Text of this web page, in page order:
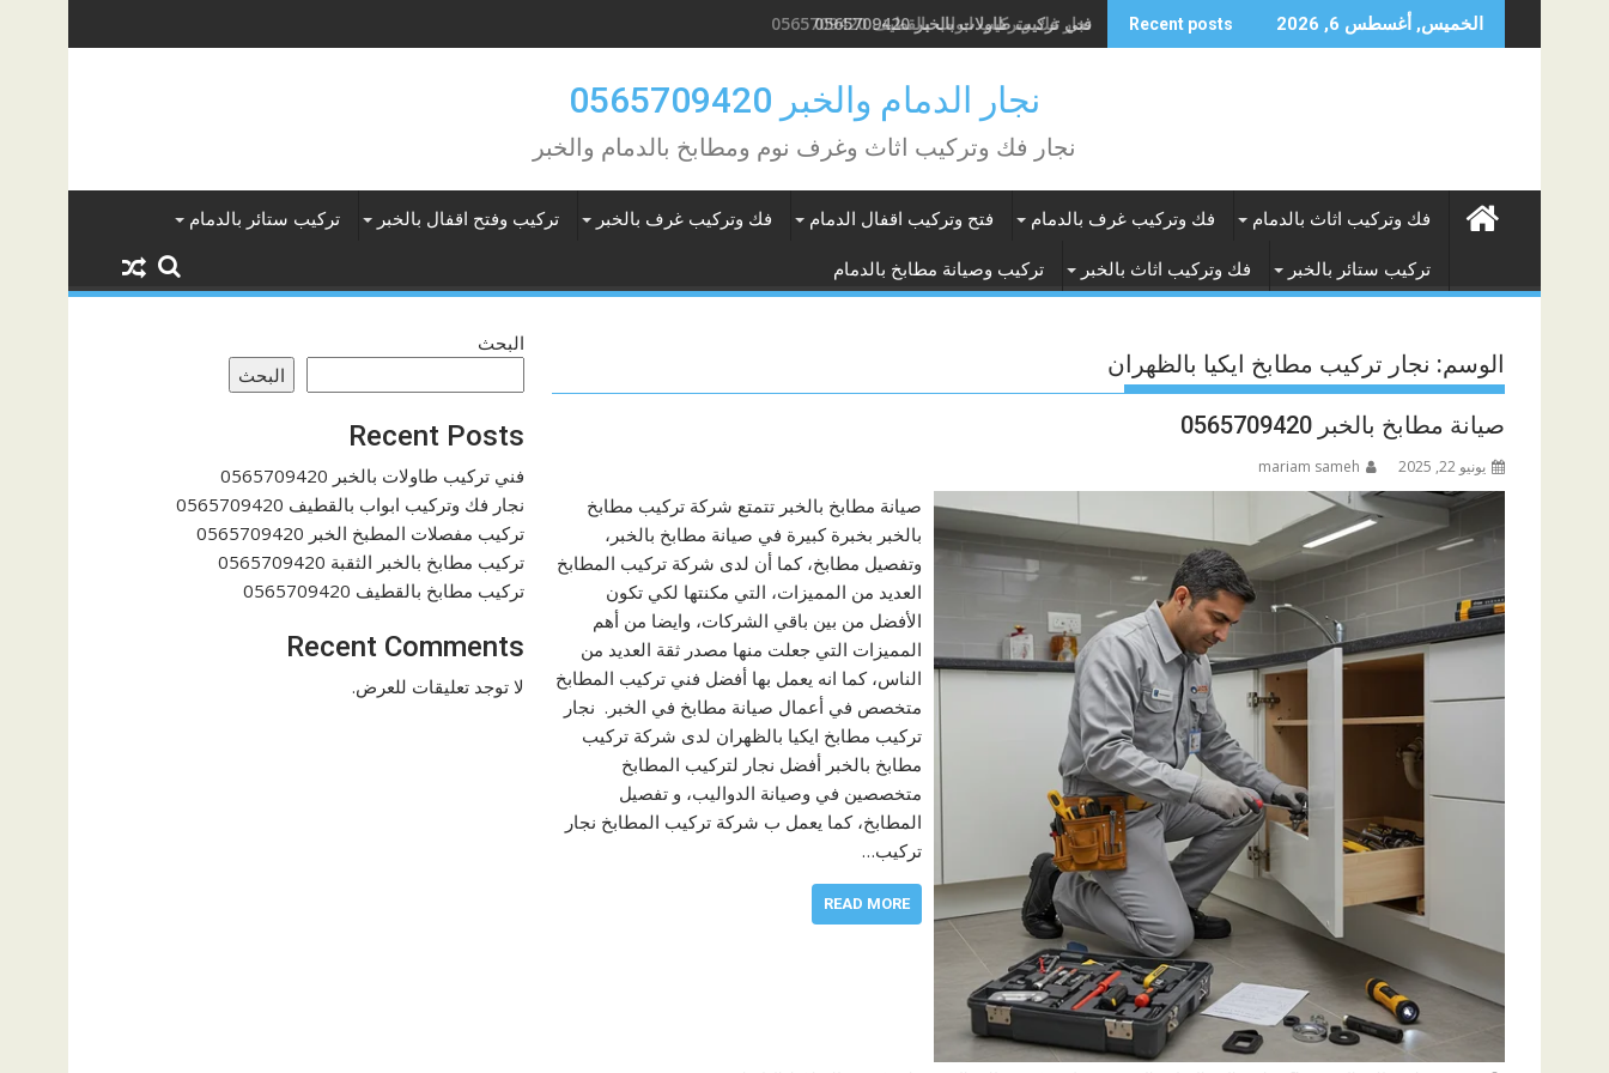
to
الخميس, أغسطس 6, 2026 Recent posts نجار فك وتركيب ابواب بالقطيف 0565709420
نجار الدمام والخبر 0565709420
نجار فك وتركيب اثاث وغرف نوم ومطابخ بالدمام والخبر
فك وتركيب اثاث بالدمام فك وتركيب غرف بالدمام فتح وتركيب اقفال الدمام فك وتركيب غرف بالخبر تركيب وفتح اقفال بالخبر تركيب ستائر بالدمام
تركيب ستائر بالخبر فك وتركيب اثاث بالخبر تركيب وصيانة مطابخ بالدمام
الوسم: نجار تركيب مطابخ ايكيا بالظهران
صيانة مطابخ بالخبر 0565709420
يونيو 22, 2025 mariam sameh
صيانة مطابخ بالخبر تتمتع شركة تركيب مطابخ
بالخبر بخبرة كبيرة في صيانة مطابخ بالخبر،
وتفصيل مطابخ، كما أن لدى شركة تركيب المطابخ
العديد من المميزات، التي مكنتها لكي تكون
الأفضل من بين باقي الشركات، وايضا من أهم
المميزات التي جعلت منها مصدر ثقة العديد من
الناس، كما انه يعمل بها أفضل فني تركيب المطابخ
متخصص في أعمال صيانة مطابخ في الخبر. نجار
تركيب مطابخ ايكيا بالظهران لدى شركة تركيب
مطابخ بالخبر أفضل نجار لتركيب المطابخ
متخصصين في وصيانة الدواليب، و تفصيل
المطابخ، كما يعمل ب شركة تركيب المطابخ نجار
تركيب…
READ MORE
البحث
البحث
Recent Posts
فني تركيب طاولات بالخبر 0565709420
نجار فك وتركيب ابواب بالقطيف 0565709420
تركيب مفصلات المطبخ الخبر 0565709420
تركيب مطابخ بالخبر الثقبة 0565709420
تركيب مطابخ بالقطيف 0565709420
Recent Comments
لا توجد تعليقات للعرض.